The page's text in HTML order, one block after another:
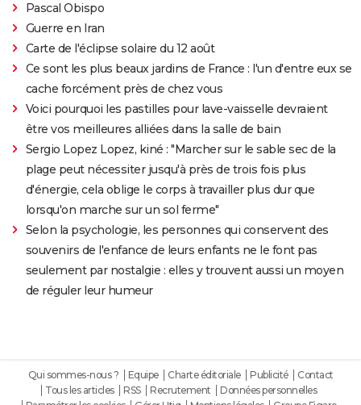
Pascal Obispo
Guerre en Iran
Carte de l'éclipse solaire du 12 août
Ce sont les plus beaux jardins de France : l'un d'entre eux se
cache forcément près de chez vous
Voici pourquoi les pastilles pour lave-vaisselle devraient
être vos meilleures alliées dans la salle de bain
Sergio Lopez Lopez, kiné : "Marcher sur le sable sec de la
plage peut nécessiter jusqu'à près de trois fois plus
d'énergie, cela oblige le corps à travailler plus dur que
lorsqu'on marche sur un sol ferme"
Selon la psychologie, les personnes qui conservent des
souvenirs de l'enfance de leurs enfants ne le font pas
seulement par nostalgie : elles y trouvent aussi un moyen
de réguler leur humeur
Qui sommes-nous ? Equipe Charte éditoriale Publicité
Contact
Tous les articles
RSS Recrutement
Données personnelles